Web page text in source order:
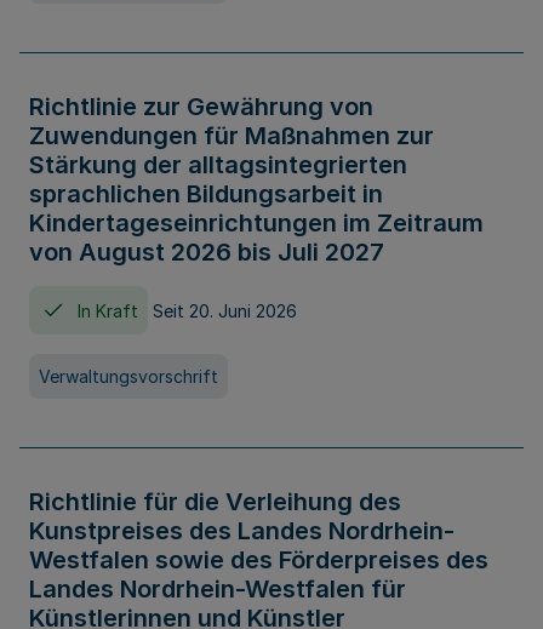
Richtlinie zur Gewährung von
Zuwendungen für Maßnahmen zur
Stärkung der alltagsintegrierten
sprachlichen Bildungsarbeit in
Kindertageseinrichtungen im Zeitraum
von August 2026 bis Juli 2027
In Kraft Seit 20. Juni 2026
Verwaltungsvorschrift
Richtlinie für die Verleihung des
Kunstpreises des Landes Nordrhein-
Westfalen sowie des Förderpreises des
Landes Nordrhein-Westfalen für
Künstlerinnen und Künstler